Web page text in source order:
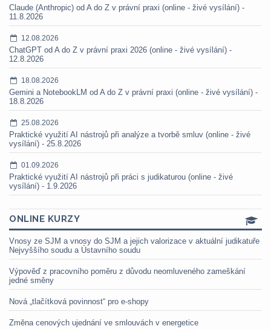
Claude (Anthropic) od A do Z v právní praxi (online - živé vysílání) -
11.8.2026
12.08.2026
ChatGPT od A do Z v právní praxi 2026 (online - živé vysílání) -
12.8.2026
18.08.2026
Gemini a NotebookLM od A do Z v právní praxi (online - živé vysílání) -
18.8.2026
25.08.2026
Praktické využití AI nástrojů při analýze a tvorbě smluv (online - živé
vysílání) - 25.8.2026
01.09.2026
Praktické využití AI nástrojů při práci s judikaturou (online - živé
vysílání) - 1.9.2026
ONLINE KURZY
Vnosy ze SJM a vnosy do SJM a jejich valorizace v aktuální judikatuře
Nejvyššího soudu a Ústavního soudu
Výpověď z pracovního poměru z důvodu neomluveného zameškání
jedné směny
Nová „tlačítková povinnost“ pro e-shopy
Změna cenových ujednání ve smlouvách v energetice